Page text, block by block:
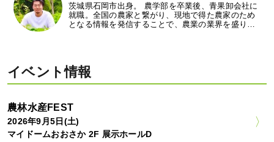
茨城県石岡市出身。 農学部を卒業後、青果卸会社に
就職。全国の農家と繋がり、現地で得た農家のため
となる情報を発信することで、農業の業界を盛り…
イベント情報
農林水産FEST
2026年9月5日(土)
マイドームおおさか 2F 展示ホールD